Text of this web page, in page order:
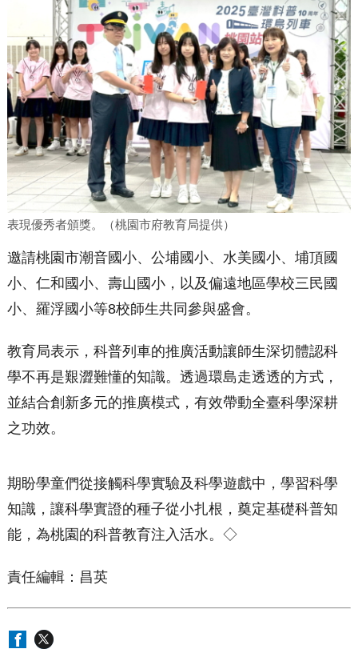
表現優秀者頒獎。（桃園市府教育局提供）
邀請桃園市潮音國小、公埔國小、水美國小、埔頂國
小、仁和國小、壽山國小，以及偏遠地區學校三民國
小、羅浮國小等8校師生共同參與盛會。
教育局表示，科普列車的推廣活動讓師生深切體認科
學不再是艱澀難懂的知識。透過環島走透透的方式，
並結合創新多元的推廣模式，有效帶動全臺科學深耕
之功效。
期盼學童們從接觸科學實驗及科學遊戲中，學習科學
知識，讓科學實證的種子從小扎根，奠定基礎科普知
能，為桃園的科普教育注入活水。◇
責任編輯：昌英